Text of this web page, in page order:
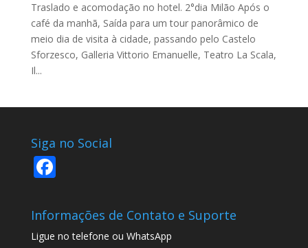
Traslado e acomodação no hotel. 2°dia Milão Após o
café da manhã, Saída para um tour panorâmico de
meio dia de visita à cidade, passando pelo Castelo
Sforzesco, Galleria Vittorio Emanuelle, Teatro La Scala,
Il...
Siga no Social
F
e
b
Informações de Contato e Suporte
Ligue no telefone ou WhatsApp